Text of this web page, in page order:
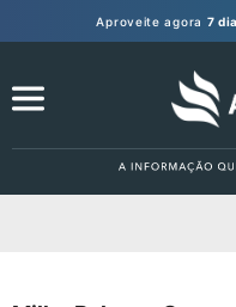
Aproveite agora 7